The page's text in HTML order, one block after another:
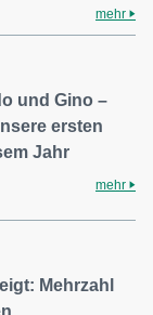
mehr
und Gino –
ersten
Jahr
mehr
Mehrzahl